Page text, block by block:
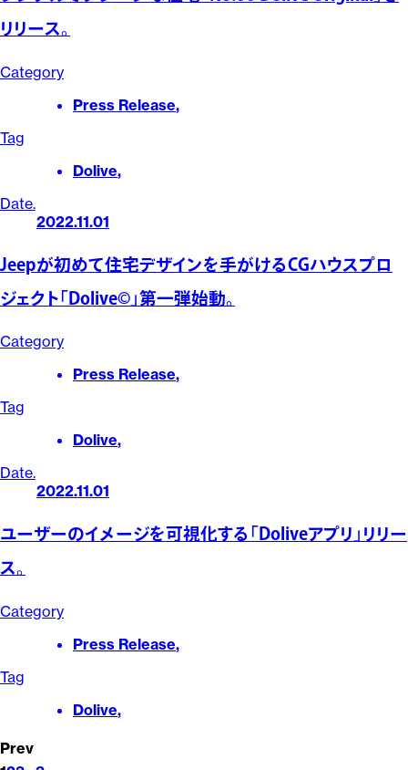
リリース。
Category
Press Release,
Tag
Dolive,
Date.
2022.11.01
Jeepが初めて住宅デザインを手がけるCGハウスプロ
ジェクト「Dolive©」第一弾始動。
Category
Press Release,
Tag
Dolive,
Date.
2022.11.01
ユーザーのイメージを可視化する「Doliveアプリ」リリー
ス。
Category
Press Release,
Tag
Dolive,
Prev